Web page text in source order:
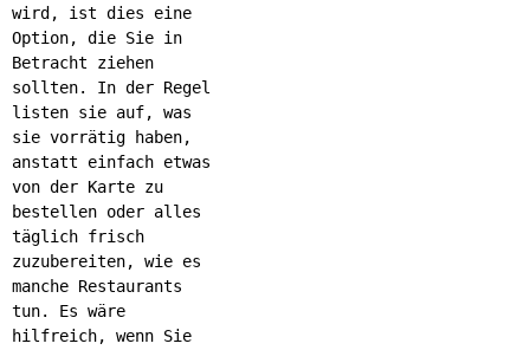
wird, ist dies eine
Option, die Sie in
Betracht ziehen
sollten. In der Regel
listen sie auf, was
sie vorrätig haben,
anstatt einfach etwas
von der Karte zu
bestellen oder alles
täglich frisch
zuzubereiten, wie es
manche Restaurants
tun. Es wäre
hilfreich, wenn Sie